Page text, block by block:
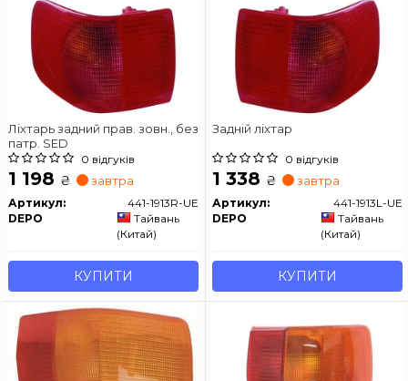
Ліхтарь задний прав. зовн., без
патр. SED
0 відгуків
1 198 ₴ завтра
Артикул:
441-1913R-UE
DEPO
Тайвань
(Китай)
КУПИТИ
Задній ліхтар
0 відгуків
1 338 ₴ завтра
Артикул:
441-1913L-UE
DEPO
Тайвань
(Китай)
КУПИТИ